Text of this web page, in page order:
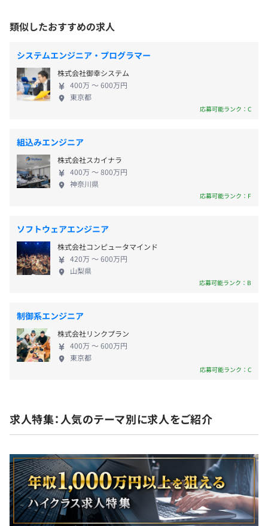
OSレスのマイコン制御からLinux環境構築、診断ツールの
います。
1. 組込みシステム・制御系開発（ファームウェア）
ハードウェアに密着した低レベルソフトウェア開発におい
ム、センサーデータ処理など、C言語によるOSレスの直接
制御。
▶︎通信ゲートウェイ・ドライバ：CAN通信（J1939等）を
活用したブートローダー、各種マイコン向け通信ドライ
後のリモートアップデート（OTA）、セキュリティを担保
した故障診断・リプログラム機能の実装。
2. Linux系・IoT開発
産業用ボードの性能を最適化するカスタム環境の構築に強
▶︎OSカスタマイズ：U-Boot、カーネル、デバイスドライ
バ、ルートファイルシステムまで、ハードウェアに合わせ
た最適化。
▶︎特殊ドライバ開発：シリアルドライバのRS-485対応、
RTCアラート実装など、標準機能にない特殊要件へのカス
ウェア書き込みの自動化など、現場の課題を解決する実
装。
3. 診断・モニタリングツール開発
機器の状態可視化やメンテナンスを支援する、マルチプラ
ットフォームなツール群を提供します。
▶︎デスクトップアプリ：Windows環境でのUSB接続診
断・設定ツール（C#／.NET）。
「多摩センター駅」徒歩5分
■祝日
■慶弔休暇
■夏季休暇
■有給休暇
■産前産後休暇
■通勤交通費（上限月額25,000円）
■資格手当（所持資格により月5,000円～月20,000円）
∟資格手当を取得時に1回だけでなく、毎月支給していま
◇基本情報技術者
◇応用情報技術者
◇エンベデッドシステムスペシャリスト
◇LPIC-1、LinuC-1
賞与あり（前年実績：年間通して基本給の4カ月分の支
健康保険、厚生年金、雇用保険、労災保険、AIG損害保険
（業務災害総合保険加入）
フトウェアの提供を目指しています。 主な開発言語
はC、C++、C#で、車載向け組込み開発や産業機器向
けのシステム開発を得意としています。 ■一括受託
開発へのこだわり 技術者派遣ではなく、お客様から
の依頼を丸ごと引き受け、自社内で設計から納品ま
でを一貫しておこなう一括受託開発を基本としてい
ます。 社外常駐は一切なく、多摩センター駅から徒
より、技術力だけでなく、コミュニケーションやプ
ロジェクト管理のスキルも身につく環境を実現して
います。 ■企業理念と文化 「誠実である」「あなた
もわたしも元気でいきいき」という企業理念のも
と、お客様との良好な関係構築と社員の成長を両立
リカのテレビシリーズにちなんでおり、「技術はわ
くわくするもの」という創業時からの想いを表現し
ています。 小規模企業だからこそ、一つ一つの案件
にていねいに向き合う姿勢を大切にしています。 ■
働きやすい環境 年間休日129日、完全週休2日制（土
■今後の展望 コンピューターやモノづくりが大好き
な仲間との出会いを大切にし、共に社会貢献するこ
とを目指しています。サービスの品質向上に努め、そ
れが次のプロジェクトへの信頼につながるという好
類似したおすすめの求人
システムエンジニア・プログラマー
株式会社御幸システム
400万 〜 600万円
東京都
応募可能ランク：C
組込みエンジニア
株式会社スカイナラ
400万 〜 800万円
神奈川県
応募可能ランク：F
ソフトウェアエンジニア
株式会社コンピュータマインド
420万 〜 600万円
山梨県
応募可能ランク：B
制御系エンジニア
株式会社リンクプラン
400万 〜 600万円
東京都
応募可能ランク：C
求人特集：人気のテーマ別に求人をご紹介